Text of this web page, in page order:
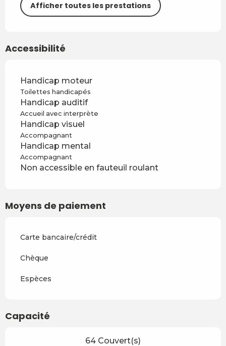
Afficher toutes les prestations
Accessibilité
Handicap moteur
Toilettes handicapés
Handicap auditif
Accueil avec interprète
Handicap visuel
Accompagnant
Handicap mental
Accompagnant
Non accessible en fauteuil roulant
Moyens de paiement
Carte bancaire/crédit
Chèque
Espèces
Capacité
64 Couvert(s)